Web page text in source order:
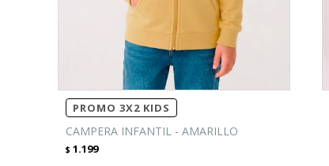
PROMO 3X2 KIDS
CAMPERA INFANTIL - AMARILLO
$ 1.199